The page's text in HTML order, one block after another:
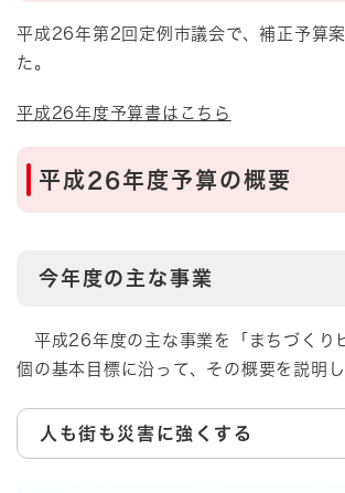
平成26年第2回定例市議会で、補正予算
た。
平成26年度予算書はこちら
平成26年度予算の概要
今年度の主な事業
平成26年度の主な事業を「まちづくり
個の基本目標に沿って、その概要を説明し
人も街も災害に強くする